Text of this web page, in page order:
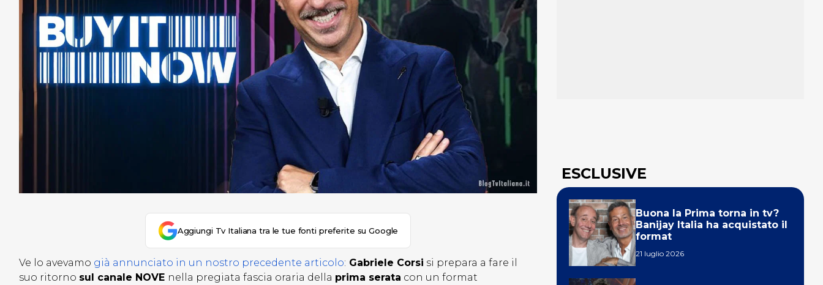
Aggiungi Tv Italiana tra le tue fonti preferite su Google
Ve lo avevamo già annunciato in un nostro precedente articolo: Gabriele Corsi si prepara a fare il
suo ritorno sul canale NOVE nella pregiata fascia oraria della prima serata con un format
ESCLUSIVE
Buona la Prima torna in tv?
Banijay Italia ha acquistato il
format
21 luglio 2026